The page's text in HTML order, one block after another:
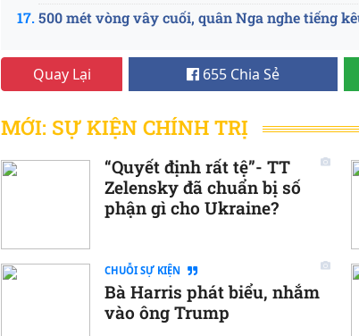
500 mét vòng vây cuối, quân Nga nghe tiếng
Chiến thuật vượt sông thất bại, tiêu hao tới 5
lệnh
Tư lệnh Lục quân Anh dự đoán chuyện Nga
Ukraine tự tin giành lại Crimea, Nga gia cố cầu
Một ngày, Ukraine thiệt hại hơn 2000 quân
Hàng nghìn quân Ukraine bị bao vây, nội bộ
“Tương kế tựu kế”, Nga phá thế trận phục kích
Latvia gửi lô hàng hơn 500 máy bay không
Liệu Azerbaijan có là lời giải cho bài toán khí
Quay Lại 655 Chia Sẻ
MỚI: SỰ KIỆN CHÍNH TRỊ
“Quyết định rất tệ”- TT
Zelensky đã chuẩn bị số
phận gì cho Ukraine?
CHUỖI SỰ KIỆN
Bà Harris phát biểu, nhắm
vào ông Trump